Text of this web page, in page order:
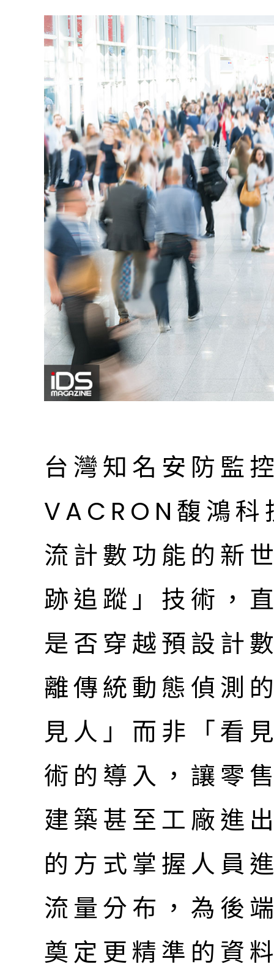
台灣知名安防監
VACRON馥鴻
流計數功能的新
跡追蹤」技術，
是否穿越預設計
離傳統動態偵測
見人」而非「看
術的導入，讓零
建築甚至工廠進
的方式掌握人員
流量分布，為後
奠定更精準的資